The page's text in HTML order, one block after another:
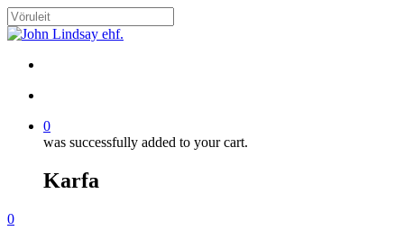
Skip
to
content
Close
0
was successfully added to your cart.
Karfa
Menu
search
account
0